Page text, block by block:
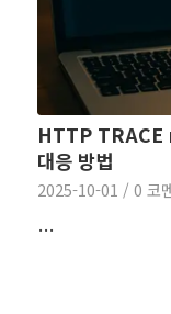
HTTP TRACE
대응 방법
2025-10-01 / 0 코
…